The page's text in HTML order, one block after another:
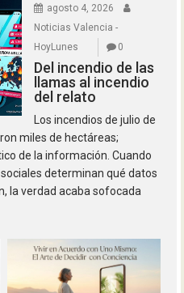
agosto 4, 2026
Noticias Valencia -
HoyLunes
0
Del incendio de las
llamas al incendio
del relato
Los incendios de julio de
miles de hectáreas;
de la información. Cuando
determinan qué datos
la verdad acaba sofocada